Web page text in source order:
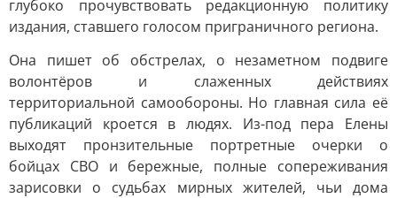
глубоко прочувствовать редакционную политику
издания, ставшего голосом приграничного региона.
Она пишет об обстрелах, о незаметном подвиге
волонтёров и слаженных действиях
территориальной самообороны. Но главная сила её
публикаций кроется в людях. Из-под пера Елены
выходят пронзительные портретные очерки о
бойцах СВО и бережные, полные сопереживания
зарисовки о судьбах мирных жителей, чьи дома